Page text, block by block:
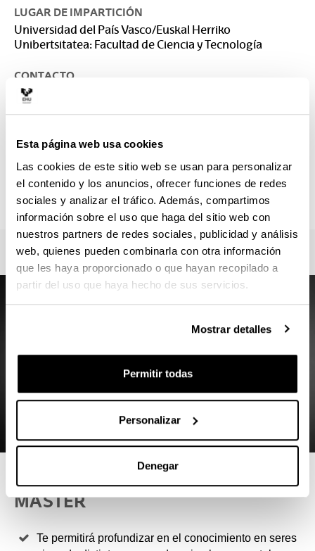
Esta página web usa cookies
Las cookies de este sitio web se usan para personalizar
el contenido y los anuncios, ofrecer funciones de redes
sociales y analizar el tráfico. Además, compartimos
información sobre el uso que haga del sitio web con
nuestros partners de redes sociales, publicidad y análisis
web, quienes pueden combinarla con otra información
que les haya proporcionado o que hayan recopilado a
partir del uso que haya hecho de sus servicios.
Mostrar detalles
Permitir todas
Personalizar
Denegar
LUGAR DE IMPARTICIÓN
Universidad del País Vasco/Euskal Herriko
Unibertsitatea: Facultad de Ciencia y Tecnología
CONTACTO
Responsable del Máster :
Secretaría :
RUIZ SANCHEZ, ANA
ztf.master@ehu.eus
94 601 33 90
4 RAZONES PARA ELEGIR ESTE
MÁSTER
Te permitirá profundizar en el conocimiento en seres